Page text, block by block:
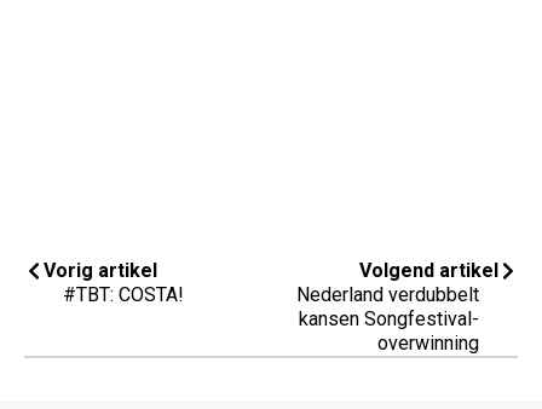
Vorig artikel
#TBT: COSTA!
Volgend artikel
Nederland verdubbelt
kansen Songfestival-
overwinning